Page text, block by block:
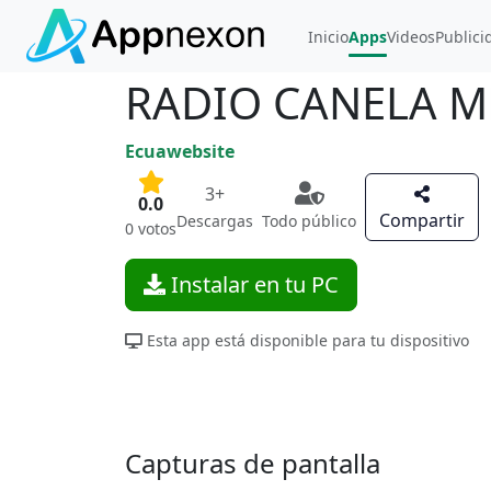
InicioAppsVideos
RADIO CANELA
Ecuawebsite
0.0
0 votos
3+
Descargas Todo público Compartir
Instalar en tu PC
Esta app está disponible para tu dispositivo
Capturas de pantalla